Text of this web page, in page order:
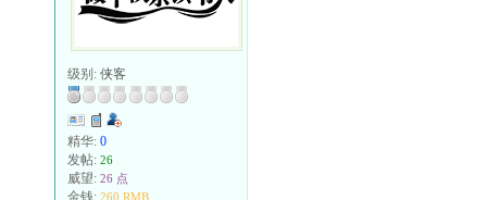
级别: 侠客
精华: 0
发帖: 26
威望: 26 点
260 RMB